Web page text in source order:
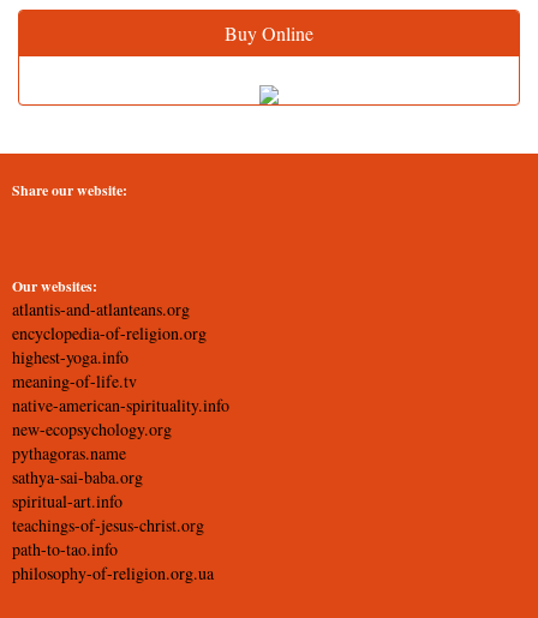
Buy Online
Share our website:
Our websites:
atlantis-and-atlanteans.org
encyclopedia-of-religion.org
highest-yoga.info
meaning-of-life.tv
native-american-spirituality.info
new-ecopsychology.org
pythagoras.name
sathya-sai-baba.org
spiritual-art.info
teachings-of-jesus-christ.org
path-to-tao.info
philosophy-of-religion.org.ua